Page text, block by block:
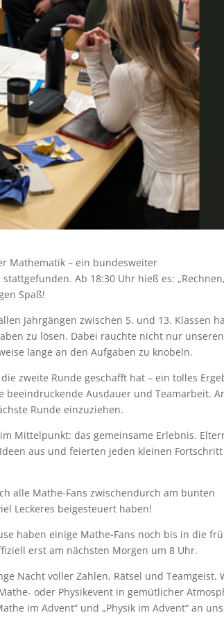
Mathematik – ein bundesweiter
Ab 18:30 Uhr hieß es:
Spaß!
Jahrgängen zwischen 5. und 13. Klassen
zu lösen. Dabei rauchte nicht nur unseren
lange an den Aufgaben zu knobeln.
zweite Runde geschafft hat – ein tolles
beeindruckende Ausdauer und Teamarbeit.
Runde einzuziehen.
Mittelpunkt: das gemeinsame Erlebnis.
aus und feierten jeden kleinen
alle Mathe-Fans zwischendurch am bunten
Leckeres beigesteuert haben!
haben einige Mathe-Fans noch bis in die
erst am nächsten Morgen um 8 Uhr.
Nacht voller Zahlen, Rätsel und Teamgeist.
oder Physikevent in gemütlicher
im Advent“ und „Physik im Advent“ an